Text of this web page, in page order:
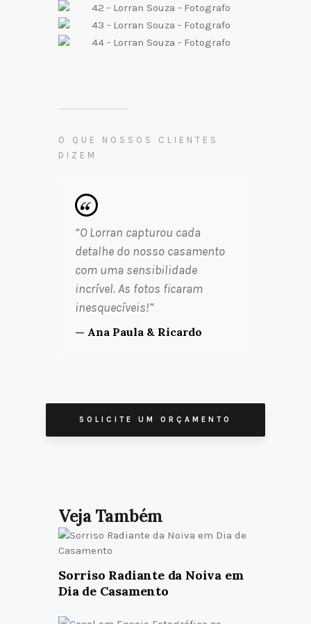
O QUE NOSSOS CLIENTES
DIZEM
“O Lorran capturou cada
detalhe do nosso casamento
com uma sensibilidade
incrível. As fotos ficaram
inesquecíveis!”
— Ana Paula & Ricardo
SOLICITE UM ORÇAMENTO
Sorriso Radiante da Noiva em
Dia de Casamento